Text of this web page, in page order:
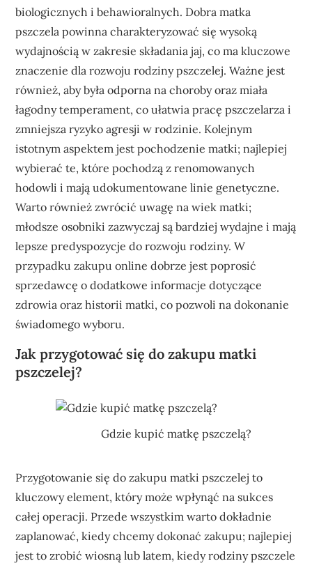
biologicznych i behawioralnych. Dobra matka
pszczela powinna charakteryzować się wysoką
wydajnością w zakresie składania jaj, co ma kluczowe
znaczenie dla rozwoju rodziny pszczelej. Ważne jest
również, aby była odporna na choroby oraz miała
łagodny temperament, co ułatwia pracę pszczelarza i
zmniejsza ryzyko agresji w rodzinie. Kolejnym
istotnym aspektem jest pochodzenie matki; najlepiej
wybierać te, które pochodzą z renomowanych
hodowli i mają udokumentowane linie genetyczne.
Warto również zwrócić uwagę na wiek matki;
młodsze osobniki zazwyczaj są bardziej wydajne i mają
lepsze predyspozycje do rozwoju rodziny. W
przypadku zakupu online dobrze jest poprosić
sprzedawcę o dodatkowe informacje dotyczące
zdrowia oraz historii matki, co pozwoli na dokonanie
świadomego wyboru.
Jak przygotować się do zakupu matki
pszczelej?
Gdzie kupić matkę pszczelą?
Przygotowanie się do zakupu matki pszczelej to
kluczowy element, który może wpłynąć na sukces
całej operacji. Przede wszystkim warto dokładnie
zaplanować, kiedy chcemy dokonać zakupu; najlepiej
jest to zrobić wiosną lub latem, kiedy rodziny pszczele